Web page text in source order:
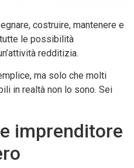
costruire, mantenere e
le possibilità
redditizia.
ma solo che molti
in realtà non lo sono. Sei
imprenditore